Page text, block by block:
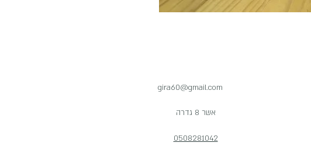
gira60@gmail.com
אשר 8 גדרה
0508281042